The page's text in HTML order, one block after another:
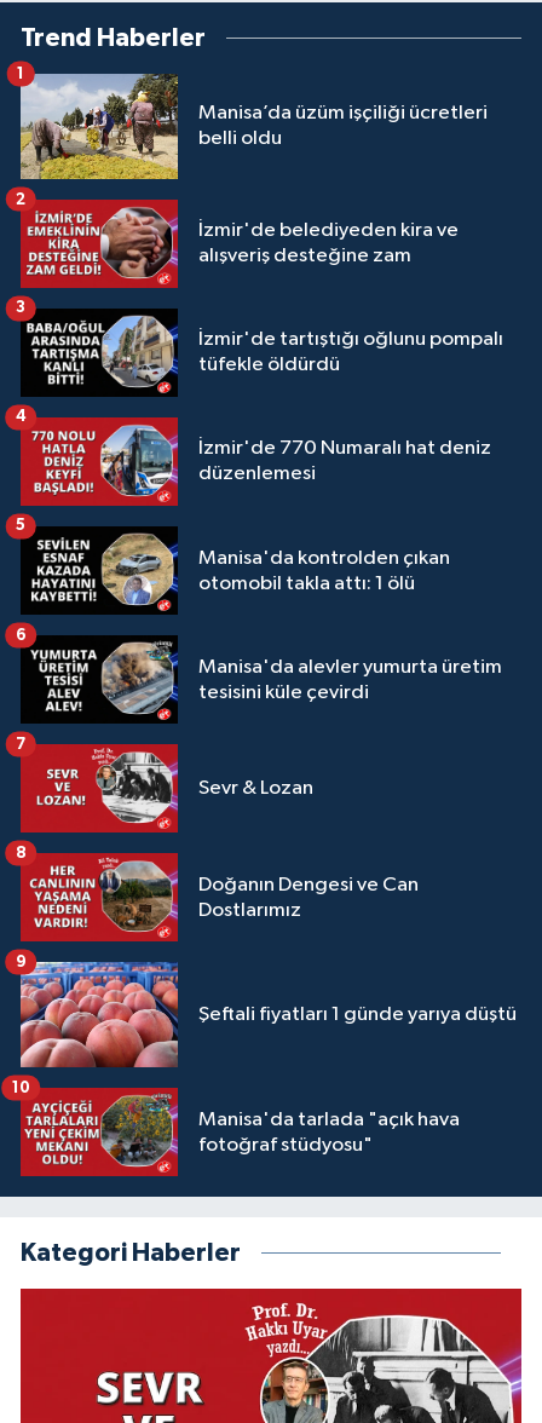
Trend Haberler
Manisa’da üzüm işçiliği ücretleri
belli oldu
1
İzmir'de belediyeden kira ve
alışveriş desteğine zam
2
İzmir'de tartıştığı oğlunu pompalı
tüfekle öldürdü
3
İzmir'de 770 Numaralı hat deniz
düzenlemesi
4
Manisa'da kontrolden çıkan
otomobil takla attı: 1 ölü
5
Manisa'da alevler yumurta üretim
tesisini küle çevirdi
6
Sevr & Lozan
7
Doğanın Dengesi ve Can
Dostlarımız
8
Şeftali fiyatları 1 günde yarıya düştü
9
Manisa'da tarlada "açık hava
fotoğraf stüdyosu"
10
Kategori Haberler